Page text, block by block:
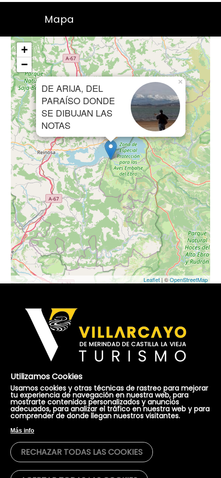
Mapa
DE ARIJA, DEL
PARAÍSO DONDE
SE DIBUJAN LAS
NOTAS
×
+
−
Leaflet| ©OpenStreetMap
Oficina de Turismo de Villarcayo
Dirección:
Plaza Mayor, 17. Villarcayo - 09550 Burgos.
Email:casadecultura@villarcayo.org
GPS coordenadas:42,938496 N, -3,571677 W
Utilizamos Cookies
Usamos cookies y otras técnicas de rastreo para mejorar
tu experiencia de navegación en nuestra web, para
mostrarte contenidos personalizados y anuncios
adecuados, para analizar el tráfico en nuestra web y para
comprender de donde llegan nuestros visitantes.
Más info
RECHAZAR TODAS LAS COOKIES